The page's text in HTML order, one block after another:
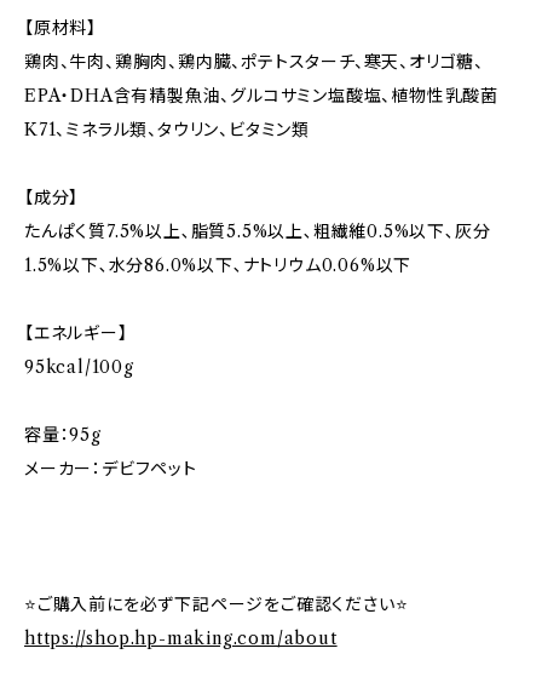
【原材料】
鶏肉、牛肉、鶏胸肉、鶏内臓、ポテトスターチ、寒天、オリゴ糖、
EPA・DHA含有精製魚油、グルコサミン塩酸塩、植物性乳酸菌
K71、ミネラル類、タウリン、ビタミン類
【成分】
たんぱく質7.5%以上､脂質5.5%以上､粗繊維0.5%以下､灰分
1.5%以下､水分86.0%以下､ナトリウム0.06%以下
【エネルギー】
95kcal/100g
容量：95g
メーカー：デビフペット
⭐ご購入前にを必ず下記ページをご確認ください⭐
https://shop.hp-making.com/about